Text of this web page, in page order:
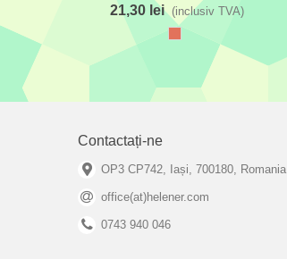
21,30 lei
(inclusiv TVA)
Contactați-ne
OP3 CP742, Iași, 700180, Romania
office(at)helener.com
0743 940 046